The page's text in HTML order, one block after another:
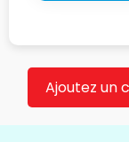
Ajoutez un